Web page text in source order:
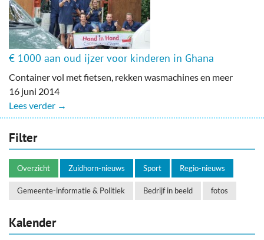
€ 1000 aan oud ijzer voor kinderen in Ghana
Container vol met fietsen, rekken wasmachines en meer
16 juni 2014
Lees verder →
Filter
Overzicht Zuidhorn-nieuws Sport Regio-nieuws
Gemeente-informatie & Politiek Bedrijf in beeld fotos
Kalender